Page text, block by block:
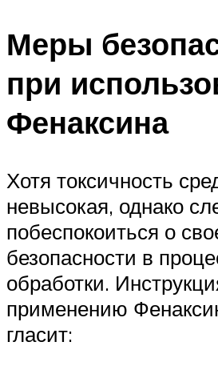
Меры
при
Фенаксина
Хотя токсичность
невысокая, однако
побеспокоиться о
безопасности в
обработки.
применению
гласит: